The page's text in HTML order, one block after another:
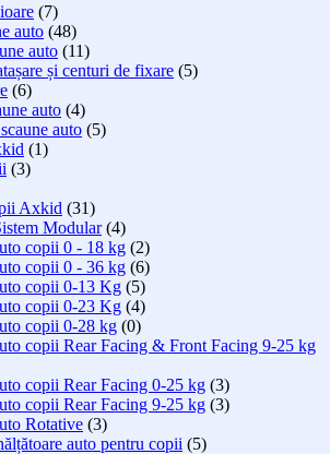
(7)
auto (48)
auto (11)
și centuri de fixare (5)
(6)
auto (4)
auto (5)
(1)
(3)
Axkid (31)
Modular (4)
copii 0 - 18 kg (2)
copii 0 - 36 kg (6)
copii 0-13 Kg (5)
copii 0-23 Kg (4)
copii 0-28 kg (0)
copii Rear Facing & Front Facing 9-25 kg
copii Rear Facing 0-25 kg (3)
copii Rear Facing 9-25 kg (3)
Rotative (3)
auto pentru copii (5)